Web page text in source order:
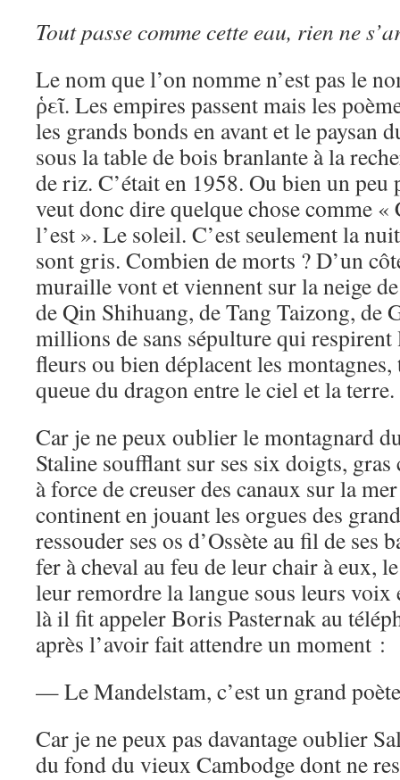
Tout passe comme cette eau, rien ne
Le nom que l’on nomme n’est pas le
ῥεῖ. Les empires passent mais les
les grands bonds en avant et le paysan
sous la table de bois branlante à la
de riz. C’était en 1958. Ou bien un
veut donc dire quelque chose comme
l’est ». Le soleil. C’est seulement la
sont gris. Combien de morts ? D’un
muraille vont et viennent sur la neige
de Qin Shihuang, de Tang Taizong, de
millions de sans sépulture qui
fleurs ou bien déplacent les montagnes,
queue du dragon entre le ciel et la terre.
Car je ne peux oublier le montagnard
Staline soufflant sur ses six doigts, gras
à force de creuser des canaux sur la
continent en jouant les orgues des
ressouder ses os d’Ossète au fil de ses
fer à cheval au feu de leur chair à eux,
leur remordre la langue sous leurs voix
là il fit appeler Boris Pasternak au
après l’avoir fait attendre un moment :
— Le Mandelstam, c’est un grand
Car je ne peux pas davantage oublier
du fond du vieux Cambodge dont ne